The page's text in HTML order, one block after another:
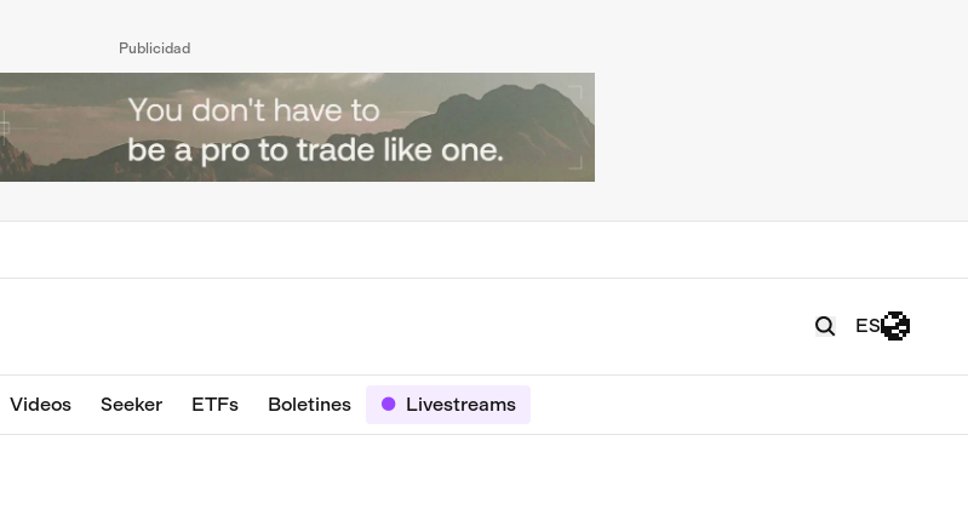
Publicidad
ES
Videos Seeker ETFs Boletines Livestreams